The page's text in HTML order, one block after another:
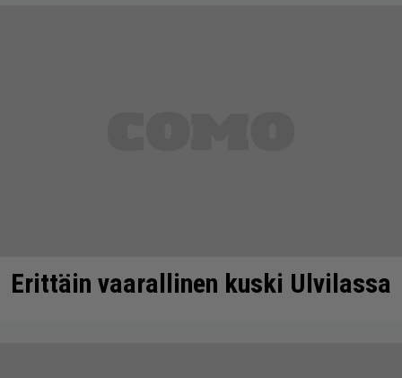
Erittäin vaarallinen kuski Ulvilassa